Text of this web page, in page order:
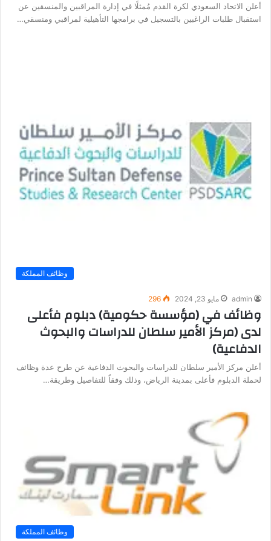
أعلن الاتحاد السعودي لكرة القدم مُمثلًا في إدارة المراقبين والمنسقين عن
استقبال طلبات الراغبين بالتسجيل في برامجها التأهيلية لمراقبي ومنسقي…
وظائف المملكة
admin مايو 23, 2024 296
وظائف في (مؤسسة حكومية) دبلوم فأعلى
لدى (مركز الأمير سلطان للدراسات والبحوث
الدفاعية)
أعلن مركز الأمير سلطان للدراسات والبحوث الدفاعية عن طرح عدة وظائف
لحملة الدبلوم فأعلى بمدينة الرياض، وذلك وفقاً للتفاصيل وطريقة…
وظائف المملكة